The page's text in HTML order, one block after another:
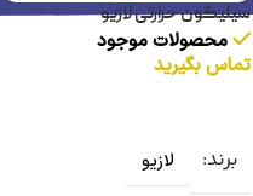
سیلیکون حرارتی لازیو
محصولات موجود
تماس بگیرید
برند لازیو